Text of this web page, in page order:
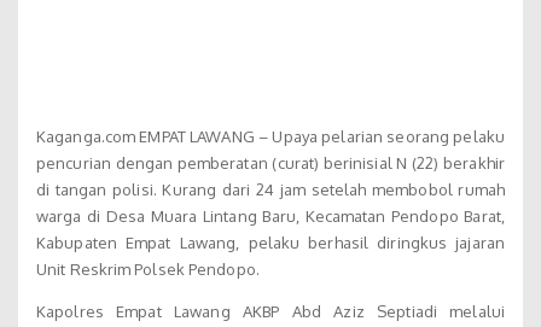
Kaganga.com EMPAT LAWANG – Upaya pelarian seorang pelaku
pencurian dengan pemberatan (curat) berinisial N (22) berakhir
di tangan polisi. Kurang dari 24 jam setelah membobol rumah
warga di Desa Muara Lintang Baru, Kecamatan Pendopo Barat,
Kabupaten Empat Lawang, pelaku berhasil diringkus jajaran
Unit Reskrim Polsek Pendopo.
Kapolres Empat Lawang AKBP Abd Aziz Septiadi melalui